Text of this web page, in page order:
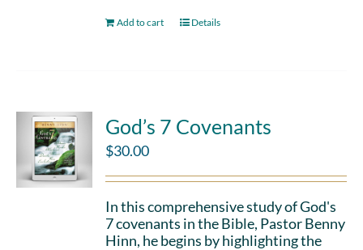
Add to cart Details
God’s 7 Covenants
$30.00
In this comprehensive study of God's
7 covenants in the Bible, Pastor Benny
Hinn, he begins by highlighting the